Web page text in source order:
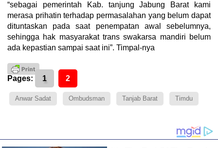
“sebagai pemerintah Kab. tanjung Jabung Barat kami
merasa prihatin terhadap permasalahan yang belum dapat
dituntaskan pada saat penempatan awal sebelumnya,
sehingga hak masyarakat trans swakarsa mandiri belum
ada kepastian sampai saat ini”. Timpal-nya
Pages: 1 2
Anwar Sadat Ombudsman Tanjab Barat Timdu